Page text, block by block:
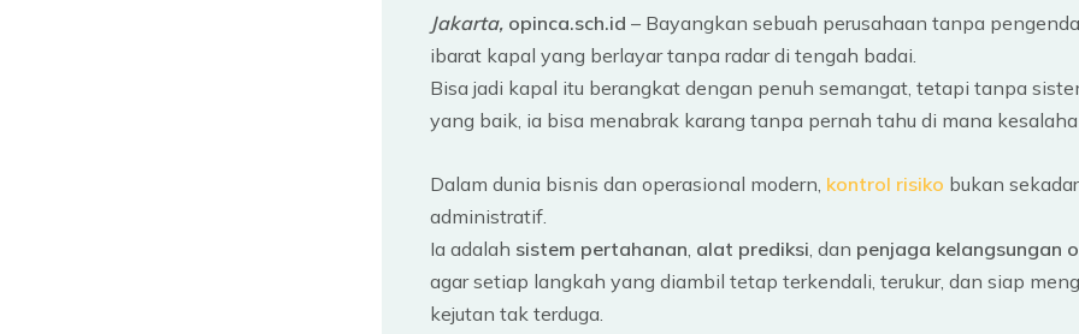
Jakarta, opinca.sch.id – Bayangkan sebuah perusahaan tanpa
ibarat kapal yang berlayar tanpa radar di tengah badai.
Bisa jadi kapal itu berangkat dengan penuh semangat, tetapi tanpa
yang baik, ia bisa menabrak karang tanpa pernah tahu di mana
Dalam dunia bisnis dan operasional modern, kontrol risiko bukan
administratif.
Ia adalah sistem pertahanan alat prediksi , dan penjaga kelangsungan
agar setiap langkah yang diambil tetap terkendali, terukur, dan siap
kejutan tak terduga.